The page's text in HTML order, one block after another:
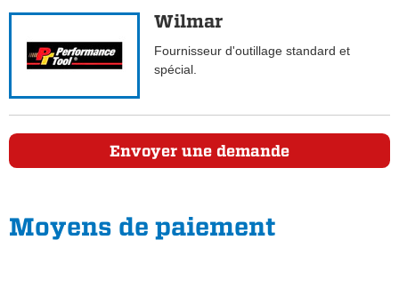
Wilmar
Fournisseur d'outillage standard et
spécial.
Envoyer une demande
Moyens de paiement